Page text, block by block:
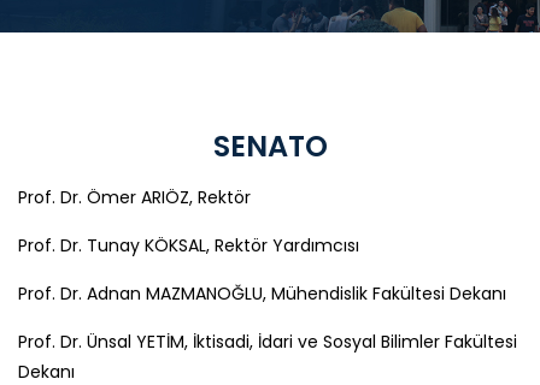
SENATO
Prof. Dr. Ömer ARIÖZ, Rektör
Prof. Dr. Tunay KÖKSAL, Rektör Yardımcısı
Prof. Dr. Adnan MAZMANOĞLU, Mühendislik Fakültesi Dekanı
Prof. Dr. Ünsal YETİM, İktisadi, İdari ve Sosyal Bilimler Fakültesi
Dekanı